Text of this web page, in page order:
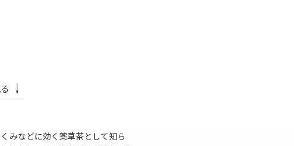
みなどに効く薬草茶として知ら